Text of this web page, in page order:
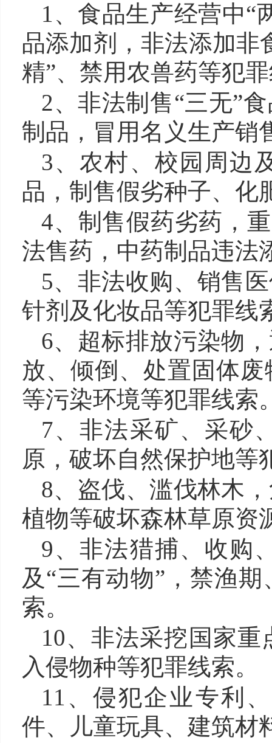
1、 食品生产经营中“
品添加剂，非法添加非
精”、禁用农兽药等犯罪
2、非法制售“三无”
制品，冒用名义生产销
3、农村、校园周边
品，制售假劣种子、化
4、 制售假药劣药，
法售药，中药制品违法
5、 非法收购、销售
针剂及化妆品等犯罪线
6、 超标排放污染物
放、倾倒、处置固体
等污染环境等犯罪线索
7、非法采矿、采砂
原，破坏自然保护地等
8、 盗伐、滥伐林木
植物等破坏森林草原资
9、非法猎捕、收购
及“三有动物”，禁渔
索。
10、 非法采挖国家重
入侵物种等犯罪线索。
11、侵犯企业专利
件、儿童玩具、建筑材